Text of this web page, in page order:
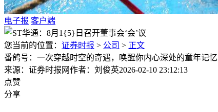
电子报 客户端
您当前的位置： 证券时报 > 公司 > 正文
番鸽号：一次穿越时空的奇遇，唤醒你内心深处的童年记忆
来源：证券时报网作者：刘俊英2026-02-10 23:12:13
点赞
分享